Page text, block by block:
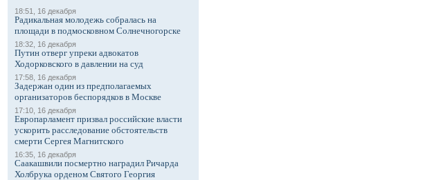
18:51, 16 декабря
Радикальная молодежь собралась на
площади в подмосковном Солнечногорске
18:32, 16 декабря
Путин отверг упреки адвокатов
Ходорковского в давлении на суд
17:58, 16 декабря
Задержан один из предполагаемых
организаторов беспорядков в Москве
17:10, 16 декабря
Европарламент призвал российские власти
ускорить расследование обстоятельств
смерти Сергея Магнитского
16:35, 16 декабря
Саакашвили посмертно наградил Ричарда
Холбрука орденом Святого Георгия